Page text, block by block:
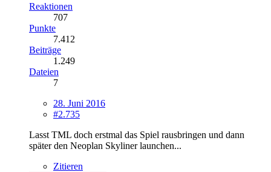
Reaktionen
707
Punkte
7.412
Beiträge
1.249
Dateien
7
28. Juni 2016
#2.735
Lasst TML doch erstmal das Spiel rausbringen und dann
später den Neoplan Skyliner launchen...
Zitieren